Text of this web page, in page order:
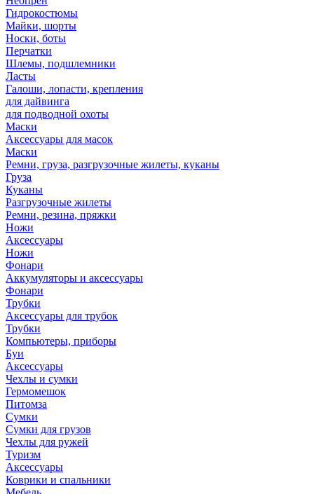
Гидрокостюмы
Майки, шорты
Носки, боты
Перчатки
Шлемы, подшлемники
Ласты
Галоши, лопасти, крепления
для дайвинга
для подводной охоты
Маски
Аксессуары для масок
Маски
Ремни, груза, разгрузочные жилеты, куканы
Груза
Куканы
Разгрузочные жилеты
Ремни, резина, пряжки
Ножи
Аксессуары
Ножи
Фонари
Аккумуляторы и аксессуары
Фонари
Трубки
Аксессуары для трубок
Трубки
Компьютеры, приборы
Буи
Аксессуары
Чехлы и сумки
Гермомешок
Питомза
Сумки
Сумки для грузов
Чехлы для ружей
Туризм
Аксессуары
Коврики и спальники